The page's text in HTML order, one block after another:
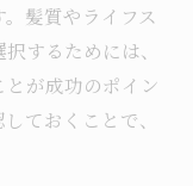
髪質やライフス
するためには、
が成功のポイン
ておくことで、